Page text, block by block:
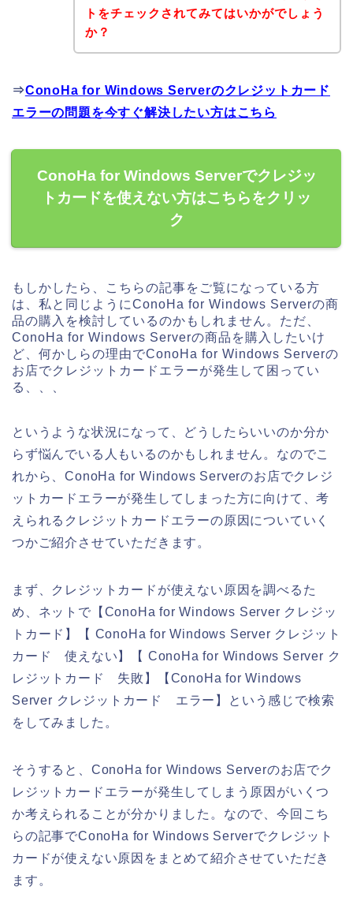
トをチェックされてみてはいかがでしょう
か？
⇒ConoHa for Windows Serverのクレジットカード
エラーの問題を今すぐ解決したい方はこちら
ConoHa for Windows Serverでクレジッ
トカードを使えない方はこちらをクリッ
ク
もしかしたら、こちらの記事をご覧になっている方
は、私と同じようにConoHa for Windows Serverの商
品の購入を検討しているのかもしれません。ただ、
ConoHa for Windows Serverの商品を購入したいけ
ど、何かしらの理由でConoHa for Windows Serverの
お店でクレジットカードエラーが発生して困ってい
る、、、
というような状況になって、どうしたらいいのか分か
らず悩んでいる人もいるのかもしれません。なのでこ
れから、ConoHa for Windows Serverのお店でクレジ
ットカードエラーが発生してしまった方に向けて、考
えられるクレジットカードエラーの原因についていく
つかご紹介させていただきます。
まず、クレジットカードが使えない原因を調べるた
め、ネットで【ConoHa for Windows Server クレジッ
トカード】【 ConoHa for Windows Server クレジット
カード 使えない】【 ConoHa for Windows Server ク
レジットカード 失敗】【ConoHa for Windows
Server クレジットカード エラー】という感じで検索
をしてみました。
そうすると、ConoHa for Windows Serverのお店でク
レジットカードエラーが発生してしまう原因がいくつ
か考えられることが分かりました。なので、今回こち
らの記事でConoHa for Windows Serverでクレジット
カードが使えない原因をまとめて紹介させていただき
ます。